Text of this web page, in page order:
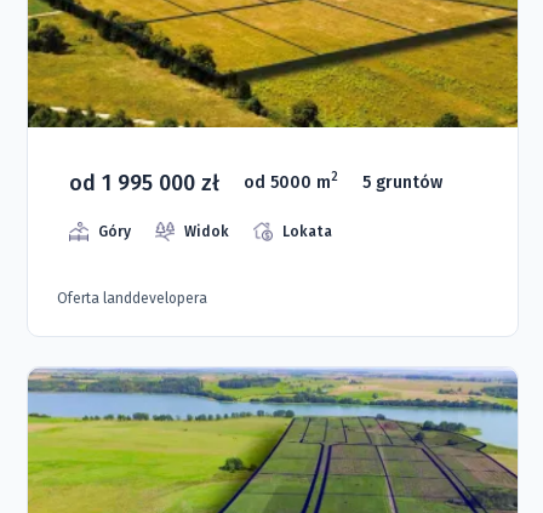
od 1 995 000 zł od 5000 m2 5 gruntów
Góry Widok Lokata
Oferta landdevelopera